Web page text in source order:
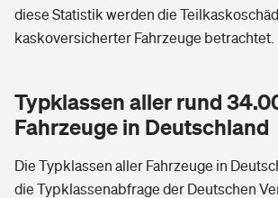
diese Statistik werden die
kaskoversicherter Fahrzeuge betrachtet.
Typklassen aller rund
Fahrzeuge in Deutschland
Die Typklassen aller Fahrzeuge in
die Typklassenabfrage der Deutschen